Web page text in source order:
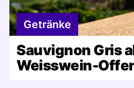
Getränke
Sauvignon Gris
Weisswein-